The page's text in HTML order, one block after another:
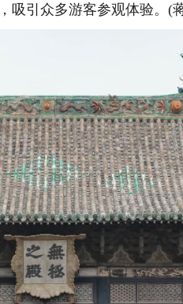
吸引众多游客参观体验。(